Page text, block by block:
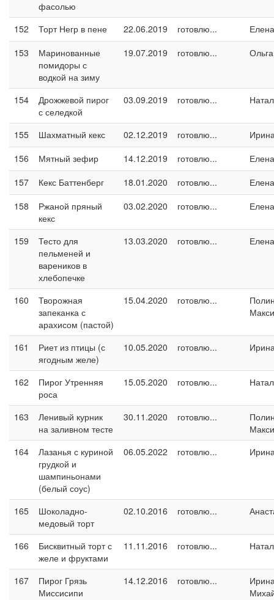
фасолью
152
Торт Негр в пене 22.06.2019 готовлю...
153
Маринованные
помидоры с
водкой на зиму
19.07.2019 готовлю... Ольга
154
Дрожжевой пирог
с селедкой
03.09.2019 готовлю...
155 Шахматный кекс 02.12.2019 готовлю...
156
Мятный зефир 14.12.2019 готовлю...
157
Кекс Баттенберг 18.01.2020 готовлю...
158
Ржаной пряный
кекс
03.02.2020 готовлю...
159
Тесто для
пельменей и
вареников в
хлебопечке
13.03.2020 готовлю...
160
Творожная
запеканка с
арахисом (пастой)
15.04.2020 готовлю...
161
Риет из птицы (с
ягодным желе)
10.05.2020 готовлю...
162
Пирог Утренняя
роса
15.05.2020 готовлю...
163
Ленивый курник
на заливном тесте
30.11.2020 готовлю...
164
Лазанья с куриной
грудкой и
шампиньонами
(белый соус)
06.05.2022 готовлю...
165
Шоколадно-
медовый торт
02.10.2016 готовлю...
166
Бисквитный торт с
желе и фруктами
11.11.2016 готовлю...
167
Пирог Грязь
Миссисипи
14.12.2016 готовлю...